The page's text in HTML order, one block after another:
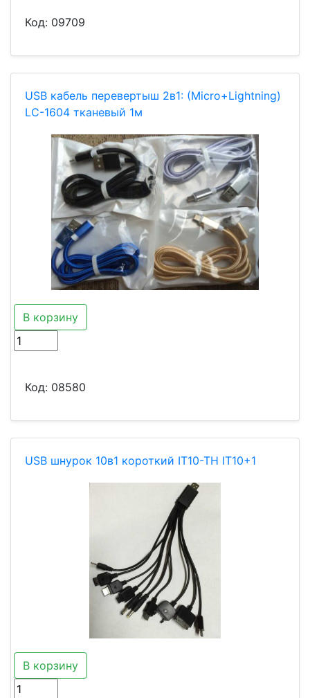
Код: 09709
USB кабель перевертыш 2в1: (Micro+Lightning)
LC-1604 тканевый 1м
В корзину
Код: 08580
USB шнурок 10в1 короткий IT10-TH IT10+1
В корзину